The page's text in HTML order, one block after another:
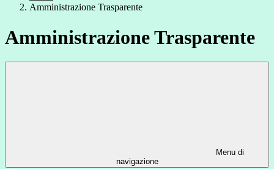
Amministrazione Trasparente
Amministrazione Trasparente
Menu di
navigazione